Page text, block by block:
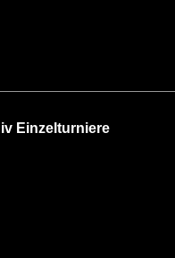
Einzelturniere